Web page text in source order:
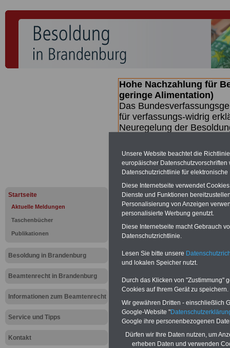
Startseite
Aktuelle Meldungen
Taschenbücher
Publikationen
Besoldung in Brandenburg
Beamtenrecht in Brandenburg
Informationen zum Beamtenrecht
Service und Tipps
Kontakt
Hohe Nachzahlung für
geringe Alimentation)
Das
für verfassungs-widrig
Neuregelung der
Nachzahlungen
Beamtezwischen mind.
SERVICE gibt hierzu
dem Beschluss des
wird (wahrscheinlich im
Broschüre.
Meldung
BEHÖRDEN-ABO mit 3 Ratgebern
25,00 Euro: Wissenswertes für
und Beamte, Beamten-
(Bund/Länder) sowie Beihilferecht
Ländern. Alle drei Ratgeber sind
Unsere Website beachtet die
europäischer
Datenschutzrichtlinie für
Diese Internetseite verwendet
Dienste und Funktionen
Personalisierung von Anzeigen
personalisierte Werbung genutzt.
Diese Internetseite macht Gebrauch
Datenschutzrichtlinie.
Lesen Sie bitte unsere
und lokalen Speicher nutzt.
Durch das Klicken von "Zustimmung"
Cookies auf Ihrem Gerät zu speichern.
Wir gewähren Dritten - einschließlich
Google-Website "
Google ihre personenbezogenen
Dürfen wir Ihre Daten nutzen, um
erheben Daten und verwenden